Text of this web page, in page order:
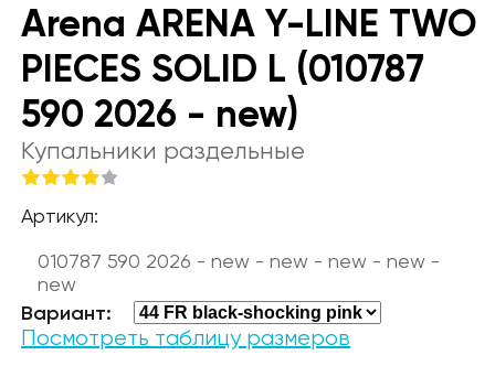
Arena ARENA Y-LINE TWO
PIECES SOLID L (010787
590 2026 - new)
Купальники раздельные
Артикул:
010787 590 2026 - new - new - new - new -
new
Вариант:
Посмотреть таблицу размеров